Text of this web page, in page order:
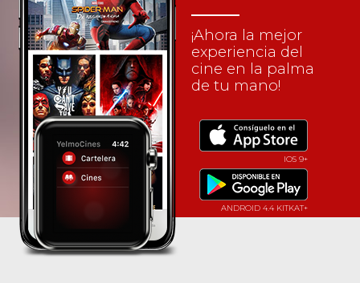
¡Ahora la mejor
experiencia del
cine en la palma
de tu mano!